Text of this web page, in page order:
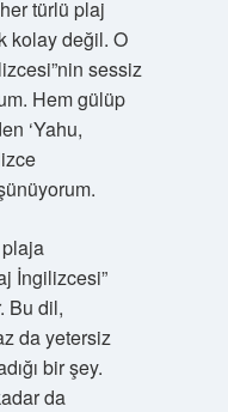
türlü plaj
kolay değil. O
sessiz
Hem gülüp
‘Yahu,
İngilizcesi”
Bu dil,
da yetersiz
bir şey.
da